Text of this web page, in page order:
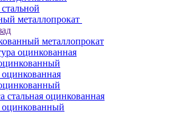
металлопрокат
металлопрокат
оцинкованная
стальная оцинкованная
оцинкованный